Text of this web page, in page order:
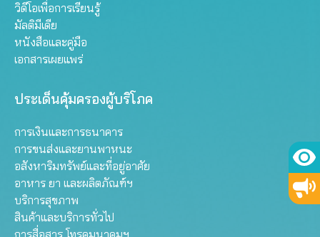
วิดีโอเพื่อการเรียนรู้
มัลติมีเดีย
หนังสือและคู่มือ
เอกสารเผยแพร่
ประเด็นคุ้มครองผู้บริโภค
การเงินและการธนาคาร
การขนส่งและยานพาหนะ
อสังหาริมทรัพย์และที่อยู่อาศัย
อาหาร ยา และผลิตภัณฑ์ฯ
บริการสุขภาพ
สินค้าและบริการทั่วไป